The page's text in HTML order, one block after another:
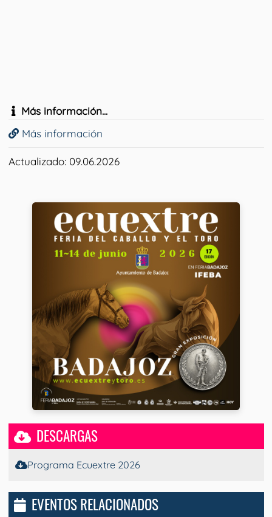
Más información...
Más información
Actualizado: 09.06.2026
DESCARGAS
Programa Ecuextre 2026
EVENTOS RELACIONADOS